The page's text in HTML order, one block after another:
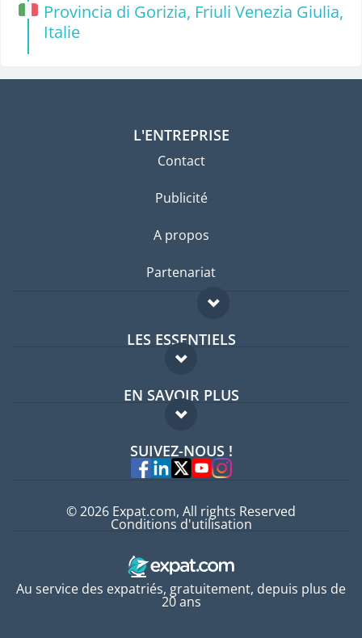
Provincia di Gorizia, Friuli Venezia Giulia,
Italie
L'ENTREPRISE
Contact
Publicité
A propos
Partenariat
LES ESSENTIELS
Forum expatriés
Guides pays
EN SAVOIR PLUS
FAQ
Experts
SUIVEZ-NOUS !
Au service des expatriés, gratuitement, depuis plus de
20 ans
© 2026 Expat.com, All rights Reserved
Conditions d'utilisation